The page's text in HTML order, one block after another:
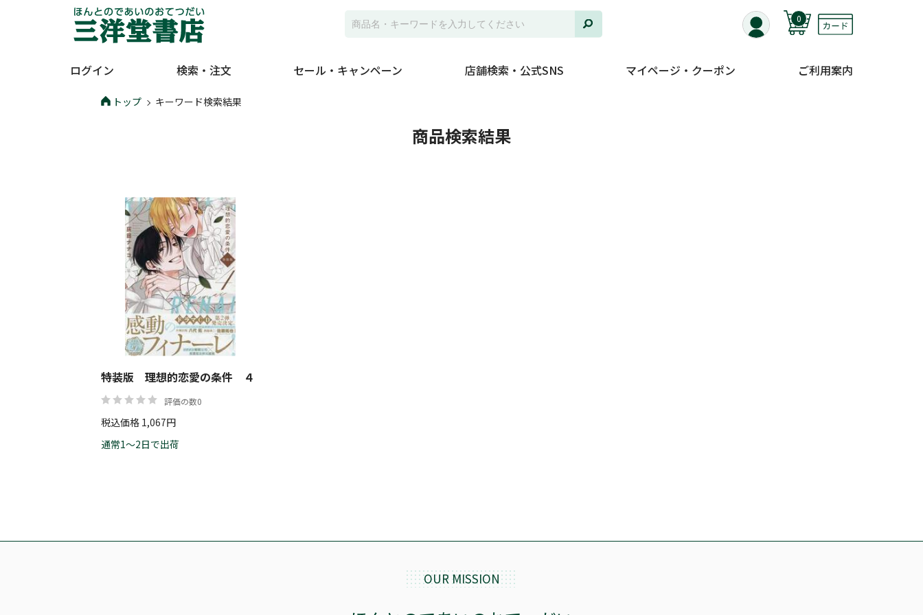
0
ログイン 検索・注文 セール・キャンペーン 店舗検索・公式SNS マイページ・クーポン ご利用案内
トップ キーワード検索結果
商品検索結果
特装版 理想的恋愛の条件 ４
評価の数0
税込価格 1,067円
通常1～2日で出荷
OUR MISSION